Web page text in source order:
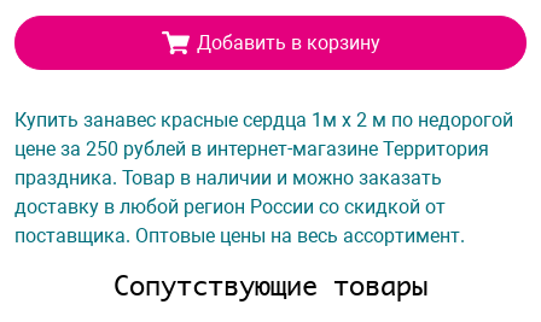
Добавить в корзину
Купить занавес красные сердца 1м х 2 м по недорогой
цене за 250 рублей в интернет-магазине Территория
праздника. Товар в наличии и можно заказать
доставку в любой регион России со скидкой от
поставщика. Оптовые цены на весь ассортимент.
Сопутствующие товары